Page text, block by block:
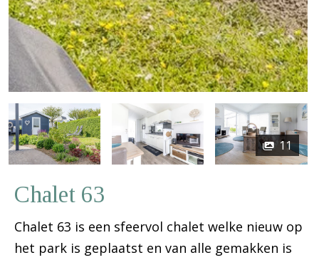
11
Chalet 63
Chalet 63 is een sfeervol chalet welke nieuw op
het park is geplaatst en van alle gemakken is